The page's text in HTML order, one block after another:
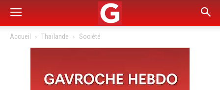
Accueil Thaïlande Société